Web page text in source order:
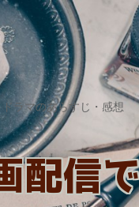
ラマのあらすじ・感想